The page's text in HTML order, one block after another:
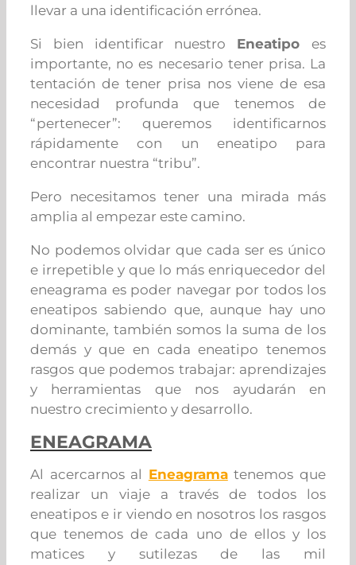
llevar a una identificación errónea.
Si bien identificar nuestro Eneatipoes
importante, no es necesario tener prisa. La
tentación de tener prisa nos viene de esa
necesidad profunda que tenemos de
“pertenecer”: queremos identificarnos
rápidamente con un eneatipo para
encontrar nuestra “tribu”.
Pero necesitamos tener una mirada más
amplia al empezar este camino.
No podemos olvidar que cada ser es único
e irrepetible y que lo más enriquecedor del
eneagrama es poder navegar por todos los
eneatipos sabiendo que, aunque hay uno
dominante, también somos la suma de los
demás y que en cada eneatipo tenemos
rasgos que podemos trabajar: aprendizajes
y herramientas que nos ayudarán en
nuestro crecimiento y desarrollo.
ENEAGRAMA
Al acercarnos al Eneagramatenemos que
realizar un viaje a través de todos los
eneatipos e ir viendo en nosotros los rasgos
que tenemos de cada uno de ellos y los
matices y sutilezas de las mil